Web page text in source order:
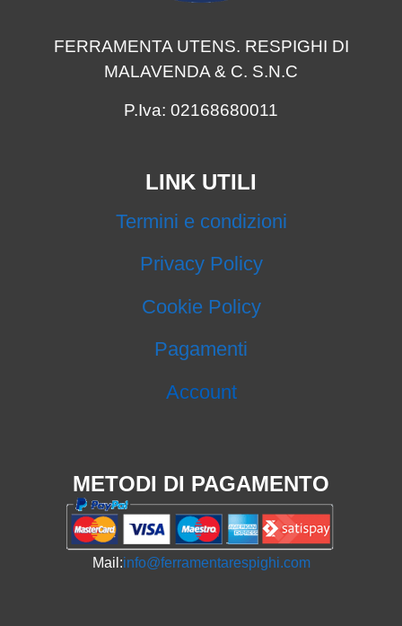
FERRAMENTA UTENS. RESPIGHI DI
MALAVENDA & C. S.N.C
P.Iva: 02168680011
LINK UTILI
Termini e condizioni
Privacy Policy
Cookie Policy
Pagamenti
Account
METODI DI PAGAMENTO
Mail:info@ferramentarespighi.com